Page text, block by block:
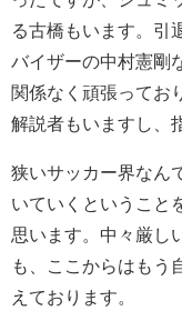
る古橋もいます。引
バイザーの中村憲剛
関係なく頑張ってお
解説者もいますし、
狭いサッカー界なん
いていくということ
思います。中々厳し
も、ここからはもう
えております。